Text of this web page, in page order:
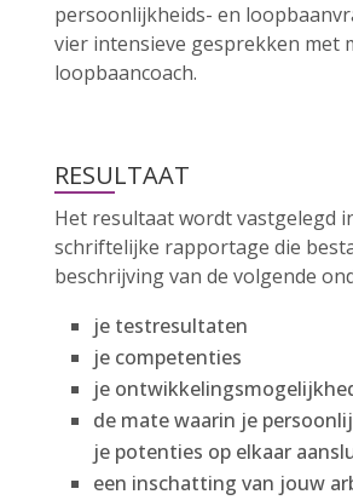
persoonlijkheids- en
vier intensieve gesprekken met
loopbaancoach.
RESULTAAT
Het resultaat wordt vastgelegd
schriftelijke rapportage die
beschrijving van de volgende
je testresultaten
je competenties
je
de mate waarin je
je potenties op elkaar
een inschatting van jouw